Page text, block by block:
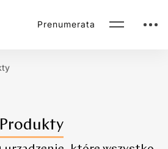
Prenumerata
Produkty